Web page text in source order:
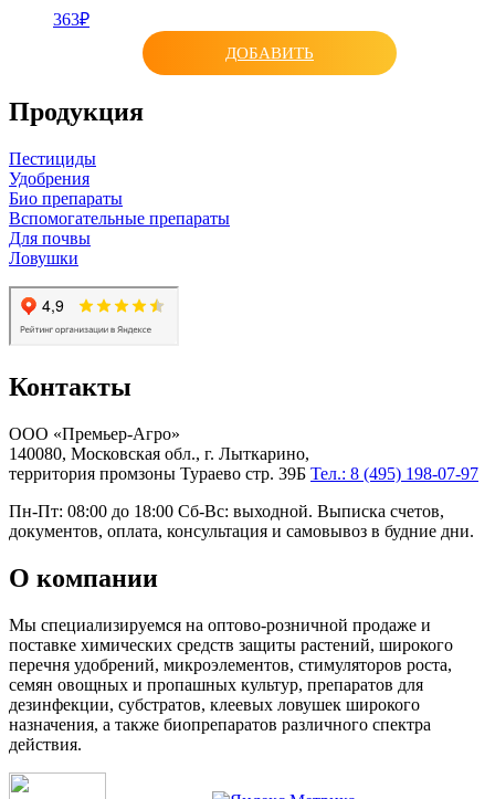
363₽
ДОБАВИТЬ
Продукция
Пестициды
Удобрения
Био препараты
Вспомогательные препараты
Для почвы
Ловушки
Контакты
ООО «Премьер-Агро»
140080, Московская обл., г. Лыткарино,
территория промзоны Тураево стр. 39Б Тел.: 8 (495) 198-07-97
Пн-Пт: 08:00 до 18:00 Сб-Вс: выходной. Выписка счетов,
документов, оплата, консультация и самовывоз в будние дни.
О компании
Мы специализируемся на оптово-розничной продаже и
поставке химических средств защиты растений, широкого
перечня удобрений, микроэлементов, стимуляторов роста,
семян овощных и пропашных культур, препаратов для
дезинфекции, субстратов, клеевых ловушек широкого
назначения, а также биопрепаратов различного спектра
действия.